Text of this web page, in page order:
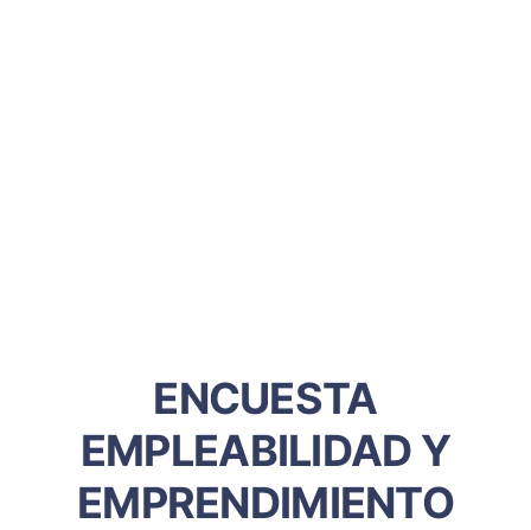
ENCUESTA
EMPLEABILIDAD Y
EMPRENDIMIENTO